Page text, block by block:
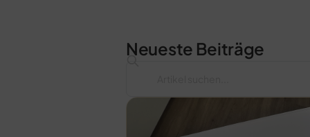
Neueste Beiträge